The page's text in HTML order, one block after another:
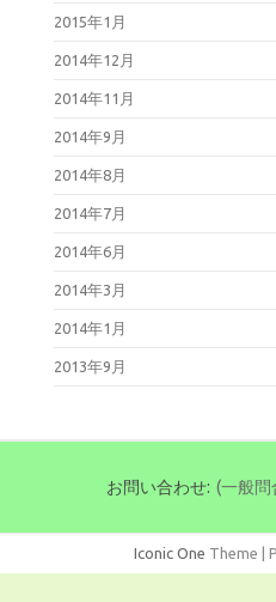
2015年1月
2014年12月
2014年11月
2014年9月
2014年8月
2014年7月
2014年6月
2014年3月
2014年1月
2013年9月
お問い合わせ: (一般問
Iconic One Theme |